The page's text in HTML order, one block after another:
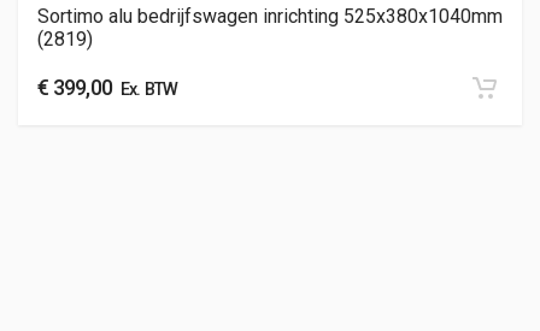
Sortimo alu bedrijfswagen inrichting 525x380x1040mm
(2819)
€ 399,00Ex. BTW